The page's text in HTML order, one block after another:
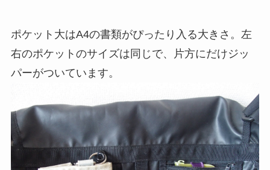
ポケット大はA4の書類がぴったり入る大きさ。左
右のポケットのサイズは同じで、片方にだけジッ
パーがついています。